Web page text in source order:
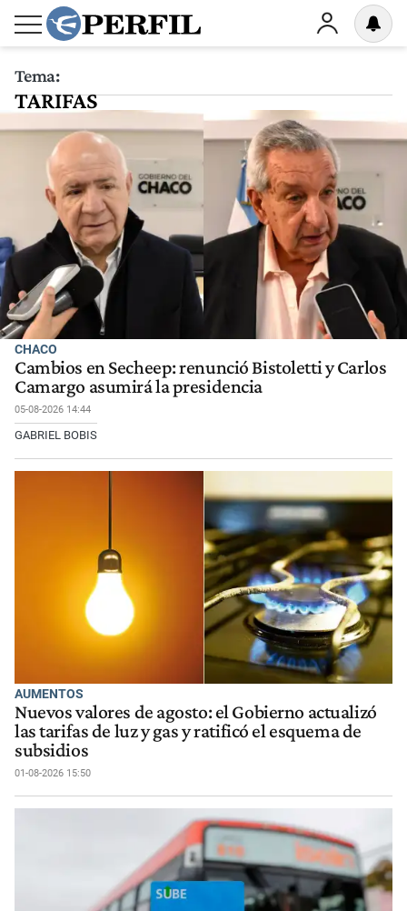
Tema:
TARIFAS
CHACO
Cambios en Secheep: renunció Bistoletti y Carlos
Camargo asumirá la presidencia
05-08-2026 14:44
GABRIEL BOBIS
AUMENTOS
Nuevos valores de agosto: el Gobierno actualizó
las tarifas de luz y gas y ratificó el esquema de
subsidios
01-08-2026 15:50